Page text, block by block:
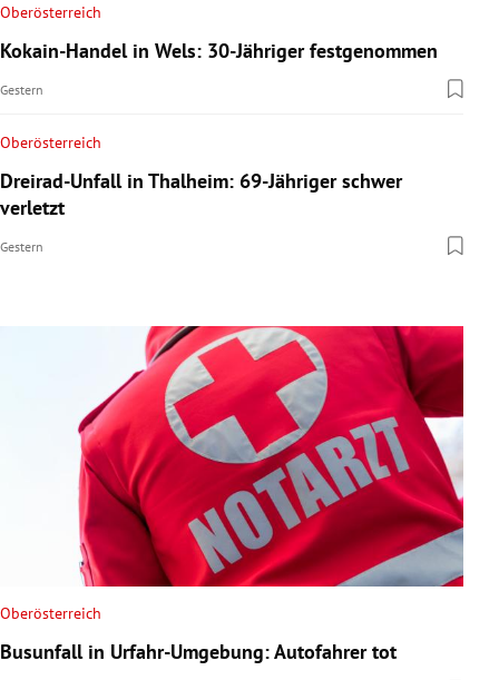
Oberösterreich
Kokain-Handel in Wels: 30-Jähriger festgenommen
Gestern
Oberösterreich
Dreirad-Unfall in Thalheim: 69-Jähriger schwer
verletzt
Gestern
Oberösterreich
Busunfall in Urfahr-Umgebung: Autofahrer tot